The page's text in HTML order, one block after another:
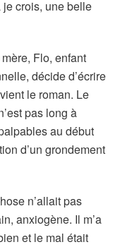
je crois, une belle
Flo, enfant
décide d’écrire
le roman. Le
pas long à
au début
d’un grondement
n’allait pas
anxiogène. Il m’a
et le mal était